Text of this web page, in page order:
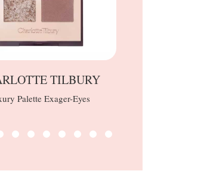
TILBURY
Palette Exager-Eyes